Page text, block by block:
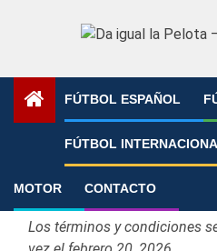
FÚTBOL ESPAÑOL
FÚTBOL
MOTOR CONTACTO
»
Términos y
Los términos y condiciones